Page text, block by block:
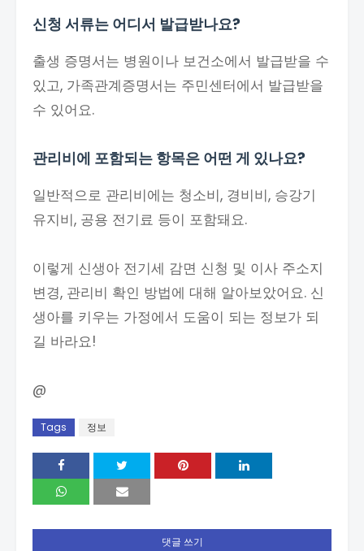
신청 서류는 어디서 발급받나요?
출생 증명서는 병원이나 보건소에서 발급받을 수
있고, 가족관계증명서는 주민센터에서 발급받을
수 있어요.
관리비에 포함되는 항목은 어떤 게 있나요?
일반적으로 관리비에는 청소비, 경비비, 승강기
유지비, 공용 전기료 등이 포함돼요.
이렇게 신생아 전기세 감면 신청 및 이사 주소지
변경, 관리비 확인 방법에 대해 알아보았어요. 신
생아를 키우는 가정에서 도움이 되는 정보가 되
길 바라요!
@
Tags 정보
댓글 쓰기